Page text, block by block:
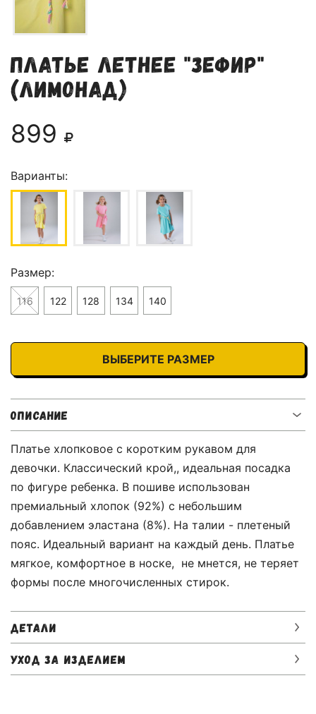
Платье летнее "зефир"
(лимонад)
899
Варианты:
Размер:
116 122 128 134 140
ВЫБЕРИТЕ РАЗМЕР
ОПИСАНИЕ
Платье хлопковое с коротким рукавом для
девочки. Классический крой,, идеальная посадка
по фигуре ребенка. В пошиве использован
премиальный хлопок (92%) с небольшим
добавлением эластана (8%). На талии - плетеный
пояс. Идеальный вариант на каждый день. Платье
мягкое, комфортное в носке, не мнется, не теряет
формы после многочисленных стирок.
ДЕТАЛИ
УХОД ЗА ИЗДЕЛИЕМ